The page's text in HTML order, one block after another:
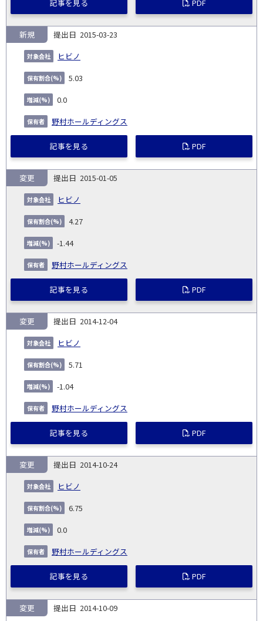
記事を見る PDF
2015-03-23
ヒビノ
新規
5.03
0.0
野村ホールディングス
記事を見る PDF
2015-01-05
ヒビノ
変更
4.27
-1.44
野村ホールディングス
記事を見る PDF
2014-12-04
ヒビノ
変更
5.71
-1.04
野村ホールディングス
記事を見る PDF
2014-10-24
ヒビノ
変更
6.75
0.0
野村ホールディングス
記事を見る PDF
2014-10-09
変更